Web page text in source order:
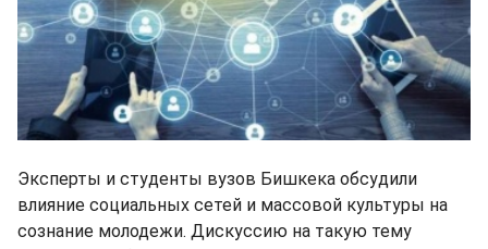
Эксперты и студенты вузов Бишкека обсудили
влияние социальных сетей и массовой культуры на
сознание молодежи. Дискуссию на такую тему